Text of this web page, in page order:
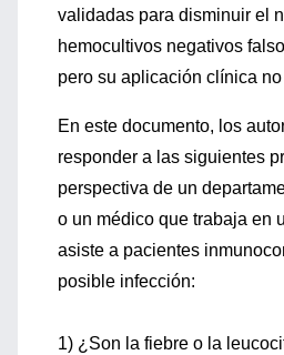
validadas para disminuir el
hemocultivos negativos
pero su aplicación clínica
En este documento, los
responder a las siguientes
perspectiva de un
o un médico que trabaja en
asiste a pacientes
posible infección:
1) ¿Son la fiebre o la